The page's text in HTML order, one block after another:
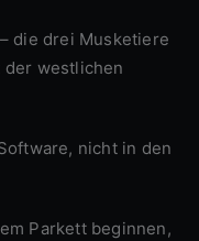
der westlichen